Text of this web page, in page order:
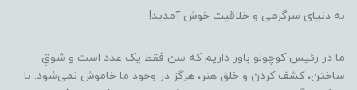
به دنیای سرگرمی و خلاقیت خوش آمدید!
ما در رئیس کوچولو باور داریم که سن فقط یک عدد است و شوقِ
ساختن، کشف کردن و خلق هنر، هرگز در وجود ما خاموش نمی‌شود. با